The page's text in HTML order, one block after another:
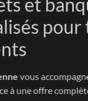
et
pour
vous
à une offre